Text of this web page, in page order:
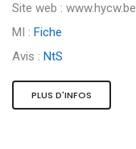
Site web : www.hycw.be
MI : Fiche
Avis : NtS
PLUS D'INFOS